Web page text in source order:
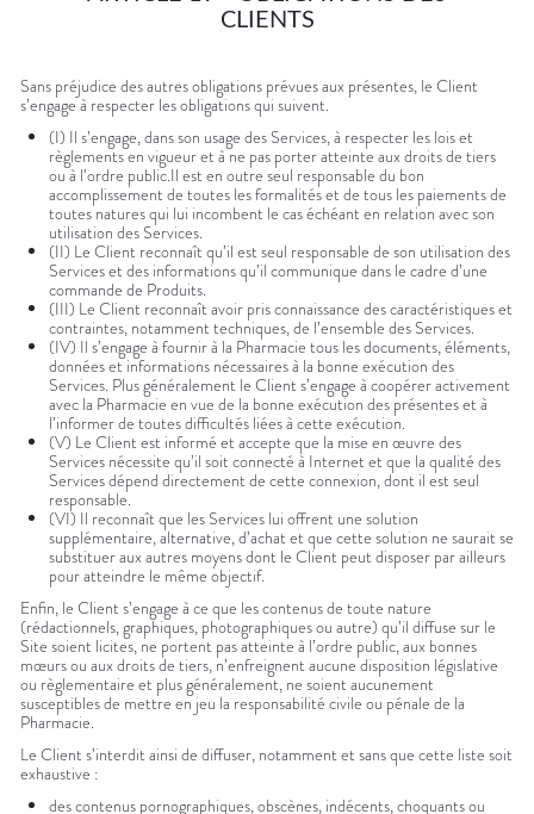
CLIENTS
Sans préjudice des autres obligations prévues aux présentes, le Client
s’engage à respecter les obligations qui suivent.
(I) Il s’engage, dans son usage des Services, à respecter les lois et
règlements en vigueur et à ne pas porter atteinte aux droits de tiers
ou à l’ordre public.Il est en outre seul responsable du bon
accomplissement de toutes les formalités et de tous les paiements de
toutes natures qui lui incombent le cas échéant en relation avec son
utilisation des Services.
(II) Le Client reconnaît qu’il est seul responsable de son utilisation des
Services et des informations qu’il communique dans le cadre d’une
commande de Produits.
(III) Le Client reconnaît avoir pris connaissance des caractéristiques et
contraintes, notamment techniques, de l’ensemble des Services.
(IV) Il s’engage à fournir à la Pharmacie tous les documents, éléments,
données et informations nécessaires à la bonne exécution des
Services. Plus généralement le Client s’engage à coopérer activement
avec la Pharmacie en vue de la bonne exécution des présentes et à
l’informer de toutes difficultés liées à cette exécution.
(V) Le Client est informé et accepte que la mise en œuvre des
Services nécessite qu’il soit connecté à Internet et que la qualité des
Services dépend directement de cette connexion, dont il est seul
responsable.
(VI) Il reconnaît que les Services lui offrent une solution
supplémentaire, alternative, d’achat et que cette solution ne saurait se
substituer aux autres moyens dont le Client peut disposer par ailleurs
pour atteindre le même objectif.
Enfin, le Client s’engage à ce que les contenus de toute nature
(rédactionnels, graphiques, photographiques ou autre) qu’il diffuse sur le
Site soient licites, ne portent pas atteinte à l’ordre public, aux bonnes
mœurs ou aux droits de tiers, n’enfreignent aucune disposition législative
ou règlementaire et plus généralement, ne soient aucunement
susceptibles de mettre en jeu la responsabilité civile ou pénale de la
Pharmacie.
Le Client s’interdit ainsi de diffuser, notamment et sans que cette liste soit
exhaustive :
des contenus pornographiques, obscènes, indécents, choquants ou